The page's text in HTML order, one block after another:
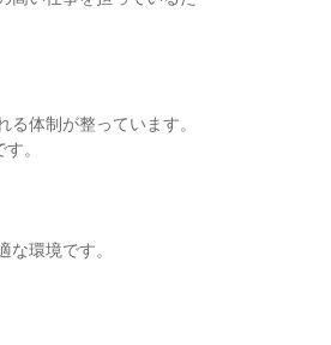
体制が整っています。
。
な環境です。